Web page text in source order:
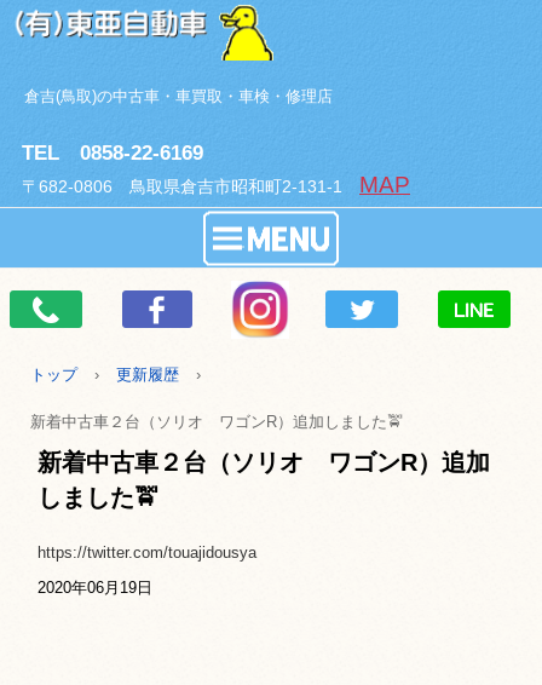
倉吉(鳥取)の中古車・車買取・車検・修理店
TEL 0858-22-6169
〒682-0806 鳥取県倉吉市昭和町2-131-1 MAP
トップ › 更新履歴 ›
新着中古車２台（ソリオ ワゴンR）追加しました🚖
新着中古車２台（ソリオ ワゴンR）追加
しました🚖
https://twitter.com/touajidousya
2020年06月19日